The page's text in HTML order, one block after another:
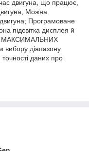
двигуна, що працює,
Можна
Програмоване
підсвітка дисплея й
МАКСИМАЛЬНИХ
вибору діапазону
даних про